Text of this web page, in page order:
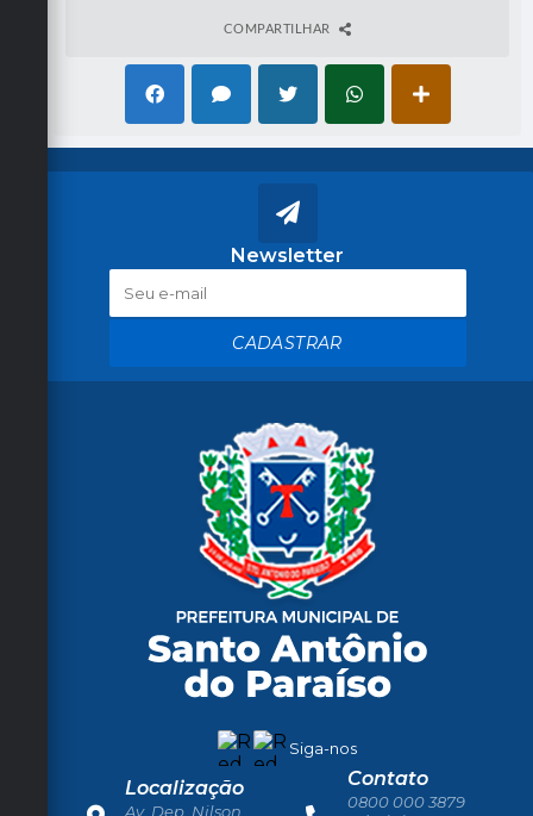
COMPARTILHAR
Newsletter
CADASTRAR
Siga-nos
Localização
Av. Dep. Nilson
Contato
0800 000 3879